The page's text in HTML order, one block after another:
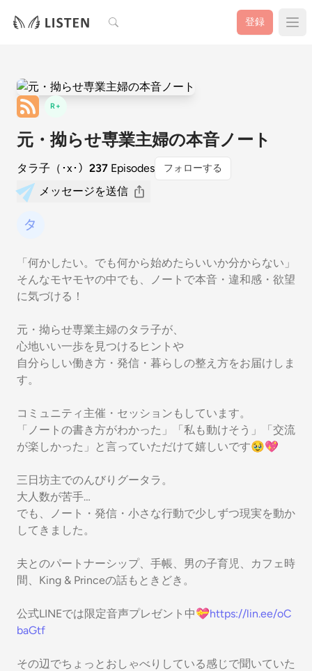
検索 登録
R+
元・拗らせ専業主婦の本音ノート
タラ子（･x･） 237 Episodes フォローする
メッセージを送信
「何かしたい。でも何から始めたらいいか分からない」
そんなモヤモヤの中でも、ノートで本音・違和感・欲望
に気づける！
元・拗らせ専業主婦のタラ子が、
心地いい一歩を見つけるヒントや
自分らしい働き方・発信・暮らしの整え方をお届けしま
す。
コミュニティ主催・セッションもしています。
「ノートの書き方がわかった」「私も動けそう」「交流
が楽しかった」と言っていただけて嬉しいです🥹💖
三日坊主でのんびりグータラ。
大人数が苦手…
でも、ノート・発信・小さな行動で少しずつ現実を動か
してきました。
夫とのパートナーシップ、手帳、男の子育児、カフェ時
間、King & Princeの話もときどき。
公式LINEでは限定音声プレゼント中💝https://lin.ee/oC
baGtf
その辺でちょっとおしゃべりしている感じで聞いていた